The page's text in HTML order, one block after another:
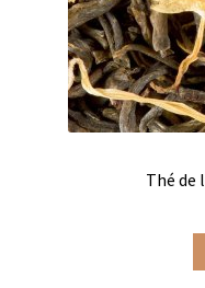
Bougies
Petites
Bougies
Diffuseurs de
Sachets
Thé de